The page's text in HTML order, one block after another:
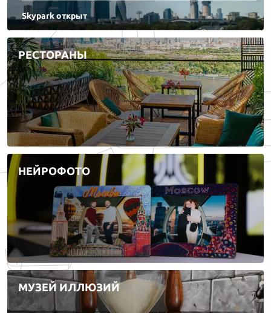
Skypark открыт
РЕСТОРАНЫ
НЕЙРОФОТО
МУЗЕЙ ИЛЛЮЗИЙ